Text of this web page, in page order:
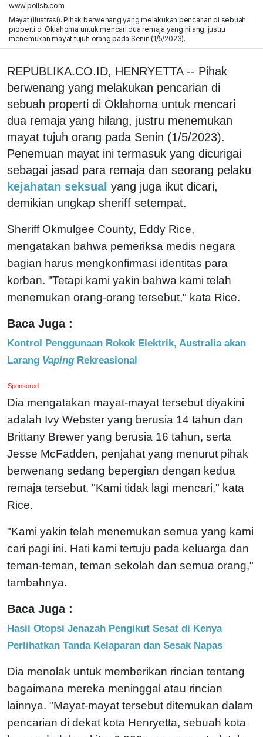
www.pollsb.com
Mayat (ilustrasi). Pihak berwenang yang melakukan pencarian di sebuah
properti di Oklahoma untuk mencari dua remaja yang hilang, justru
menemukan mayat tujuh orang pada Senin (1/5/2023).
REPUBLIKA.CO.ID, HENRYETTA -- Pihak
berwenang yang melakukan pencarian di
sebuah properti di Oklahoma untuk mencari
dua remaja yang hilang, justru menemukan
mayat tujuh orang pada Senin (1/5/2023).
Penemuan mayat ini termasuk yang dicurigai
sebagai jasad para remaja dan seorang pelaku
kejahatan seksual yang juga ikut dicari,
demikian ungkap sheriff setempat.
Sheriff Okmulgee County, Eddy Rice,
mengatakan bahwa pemeriksa medis negara
bagian harus mengkonfirmasi identitas para
korban. "Tetapi kami yakin bahwa kami telah
menemukan orang-orang tersebut," kata Rice.
Baca Juga :
Kontrol Penggunaan Rokok Elektrik, Australia akan
Larang Vaping Rekreasional
Sponsored
Dia mengatakan mayat-mayat tersebut diyakini
adalah Ivy Webster yang berusia 14 tahun dan
Brittany Brewer yang berusia 16 tahun, serta
Jesse McFadden, penjahat yang menurut pihak
berwenang sedang bepergian dengan kedua
remaja tersebut. "Kami tidak lagi mencari," kata
Rice.
"Kami yakin telah menemukan semua yang kami
cari pagi ini. Hati kami tertuju pada keluarga dan
teman-teman, teman sekolah dan semua orang,"
tambahnya.
Baca Juga :
Hasil Otopsi Jenazah Pengikut Sesat di Kenya
Perlihatkan Tanda Kelaparan dan Sesak Napas
Dia menolak untuk memberikan rincian tentang
bagaimana mereka meninggal atau rincian
lainnya. "Mayat-mayat tersebut ditemukan dalam
pencarian di dekat kota Henryetta, sebuah kota